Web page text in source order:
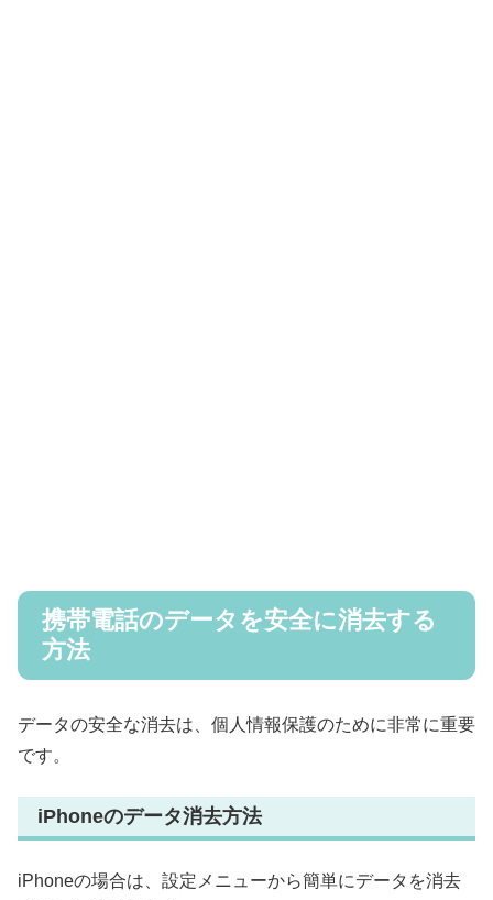
携帯電話のデータを安全に消去する
方法
データの安全な消去は、個人情報保護のために非常に重要
です。
iPhoneのデータ消去方法
iPhoneの場合は、設定メニューから簡単にデータを消去